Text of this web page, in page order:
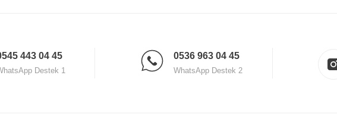
türlü soruyu şeffaf ve ilgili bir şekilde yanıtlamaktadır. Her gün 09.00 - 18.30
443 04 45
Destek 1
0536 963 04 45
WhatsApp Destek 2